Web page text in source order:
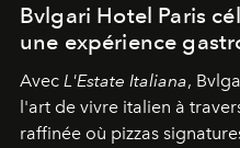
Bvlgari Hotel Paris
une expérience
Avec L'Estate Italiana,
l'art de vivre italien à
raffinée où pizzas